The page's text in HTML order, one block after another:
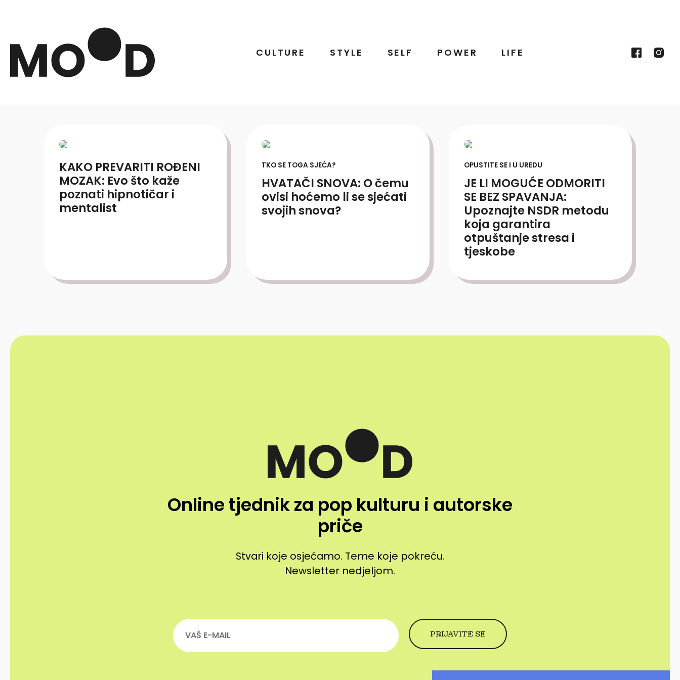
CULTURE STYLE SELF POWER LIFE
KAKO PREVARITI ROĐENI
MOZAK: Evo što kaže
poznati hipnotičar i
mentalist
TKO SE TOGA SJEĆA?
HVATAČI SNOVA: O čemu
ovisi hoćemo li se sjećati
svojih snova?
OPUSTITE SE I U UREDU
JE LI MOGUĆE ODMORITI
SE BEZ SPAVANJA:
Upoznajte NSDR metodu
koja garantira
otpuštanje stresa i
tjeskobe
Online tjednik za pop kulturu i autorske
priče
Stvari koje osjećamo. Teme koje pokreću.
Newsletter nedjeljom.